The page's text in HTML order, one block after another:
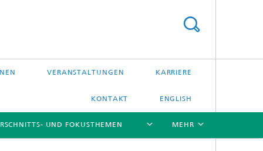
VERANSTALTUNGEN KARRIERE
KONTAKT ENGLISH
UND FOKUSTHEMEN MEHR